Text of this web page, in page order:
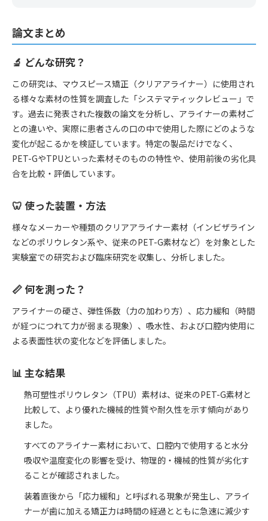
論文まとめ
🔬 どんな研究？
この研究は、マウスピース矯正（クリアアライナー）に使用され
る様々な素材の性質を調査した「システマティックレビュー」で
す。過去に発表された複数の論文を分析し、アライナーの素材ご
との違いや、実際に患者さんの口の中で使用した際にどのような
変化が起こるかを検証しています。特定の製品だけでなく、
PET-GやTPUといった素材そのものの特性や、使用前後の劣化具
合を比較・評価しています。
🦷 使った装置・方法
様々なメーカーや種類のクリアアライナー素材（インビザライン
などのポリウレタン系や、従来のPET-G素材など）を対象とした
実験室での研究および臨床研究を収集し、分析しました。
📏 何を測った？
アライナーの硬さ、弾性係数（力の加わり方）、応力緩和（時間
が経つにつれて力が弱まる現象）、吸水性、および口腔内使用に
よる表面性状の変化などを評価しました。
📊 主な結果
熱可塑性ポリウレタン（TPU）素材は、従来のPET-G素材と
比較して、より優れた機械的性質や耐久性を示す傾向があり
ました。
すべてのアライナー素材において、口腔内で使用すると水分
吸収や温度変化の影響を受け、物理的・機械的性質が劣化す
ることが確認されました。
装着直後から「応力緩和」と呼ばれる現象が発生し、アライ
ナーが歯に加える矯正力は時間の経過とともに急速に減少す